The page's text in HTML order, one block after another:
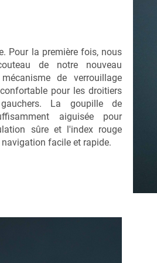
Pour la première fois, nous
de notre nouveau
de verrouillage
pour les droitiers
La goupille de
aiguisée pour
sûre et l'index rouge
facile et rapide.